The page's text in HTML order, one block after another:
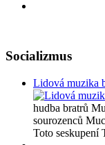
Socializmus
Lidová muzika
hudba bratrů
sourozenců
Toto